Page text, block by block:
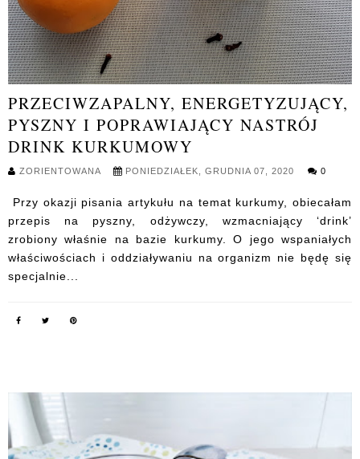
PRZECIWZAPALNY, ENERGETYZUJĄCY,
PYSZNY I POPRAWIAJĄCY NASTRÓJ
DRINK KURKUMOWY
ZORIENTOWANA PONIEDZIAŁEK, GRUDNIA 07, 2020 0
Przy okazji pisania artykułu na temat kurkumy, obiecałam
przepis na pyszny, odżywczy, wzmacniający ‘drink’
zrobiony właśnie na bazie kurkumy. O jego wspaniałych
właściwościach i oddziaływaniu na organizm nie będę się
specjalnie...